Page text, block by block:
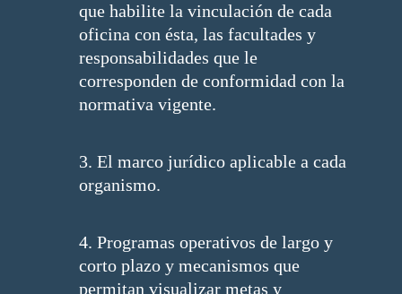
que habilite la vinculación de cada
oficina con ésta, las facultades y
responsabilidades que le
corresponden de conformidad con la
normativa vigente.
3. El marco jurídico aplicable a cada
organismo.
4. Programas operativos de largo y
corto plazo y mecanismos que
permitan visualizar metas y